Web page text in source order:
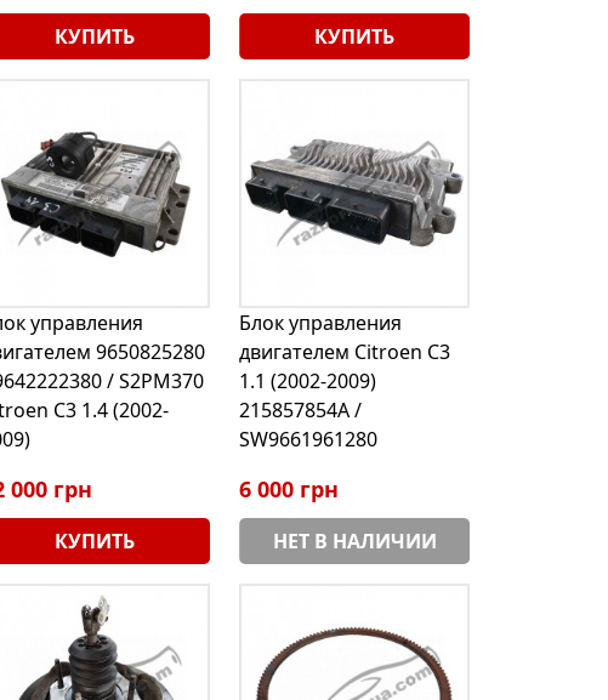
КУПИТЬ КУПИТЬ
управления
9650825280
/ S2PM370
C3 1.4 (2002-
000 грн
КУПИТЬ
Блок управления
двигателем Citroen C3
1.1 (2002-2009)
215857854A /
SW9661961280
6 000 грн
НЕТ В НАЛИЧИИ